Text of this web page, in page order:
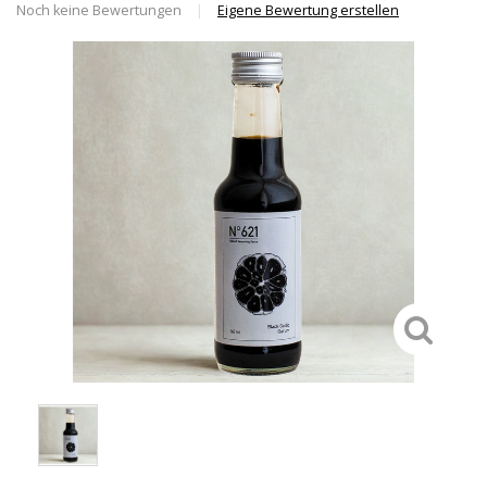
Noch keine Bewertungen | Eigene Bewertung erstellen